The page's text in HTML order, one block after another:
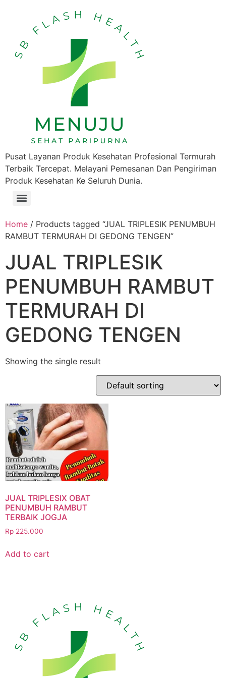
Pusat Layanan Produk Kesehatan Profesional Termurah
Terbaik Tercepat. Melayani Pemesanan Dan Pengiriman
Produk Kesehatan Ke Seluruh Dunia.
Home / Products tagged “JUAL TRIPLESIK PENUMBUH
RAMBUT TERMURAH DI GEDONG TENGEN”
JUAL TRIPLESIK
PENUMBUH RAMBUT
TERMURAH DI
GEDONG TENGEN
Showing the single result
JUAL TRIPLESIX OBAT
PENUMBUH RAMBUT
TERBAIK JOGJA
Rp 225.000
Add to cart